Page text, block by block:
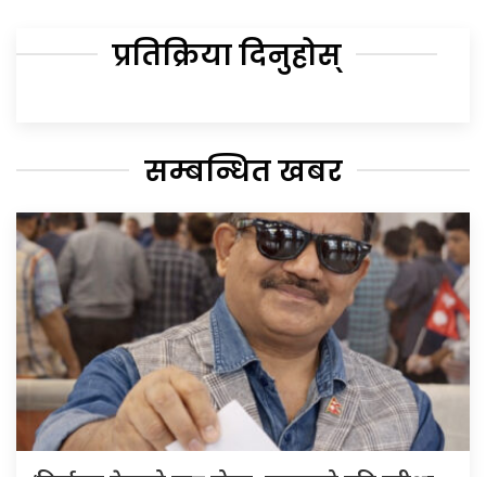
प्रतिक्रिया दिनुहोस्
सम्बन्धित खबर